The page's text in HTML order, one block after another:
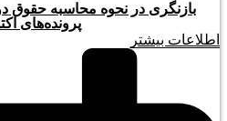
بازنگری در نحوه محاسبه حقوق
پرونده‌های
اطلاعات بیشتر